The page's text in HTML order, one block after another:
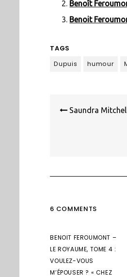
Benoît
Benoit
TAGS
Dupuis
humour
de
Saundra
6 COMMENTS
BENOIT FEROUMONT –
LE ROYAUME, TOME 4 :
VOULEZ-VOUS
M’ÉPOUSER ? « CHEZ